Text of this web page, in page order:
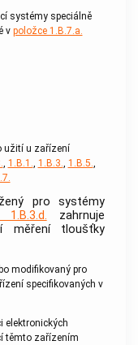
systémy speciálně
v položce 1.B.7.a.
užití u zařízení
, 1.B.1., 1.B.3., 1.B.5.,
pro systémy
zahrnuje
měření tloušťky
modifikovaný pro
specifikovaných v
elektronických
těmto zařízením